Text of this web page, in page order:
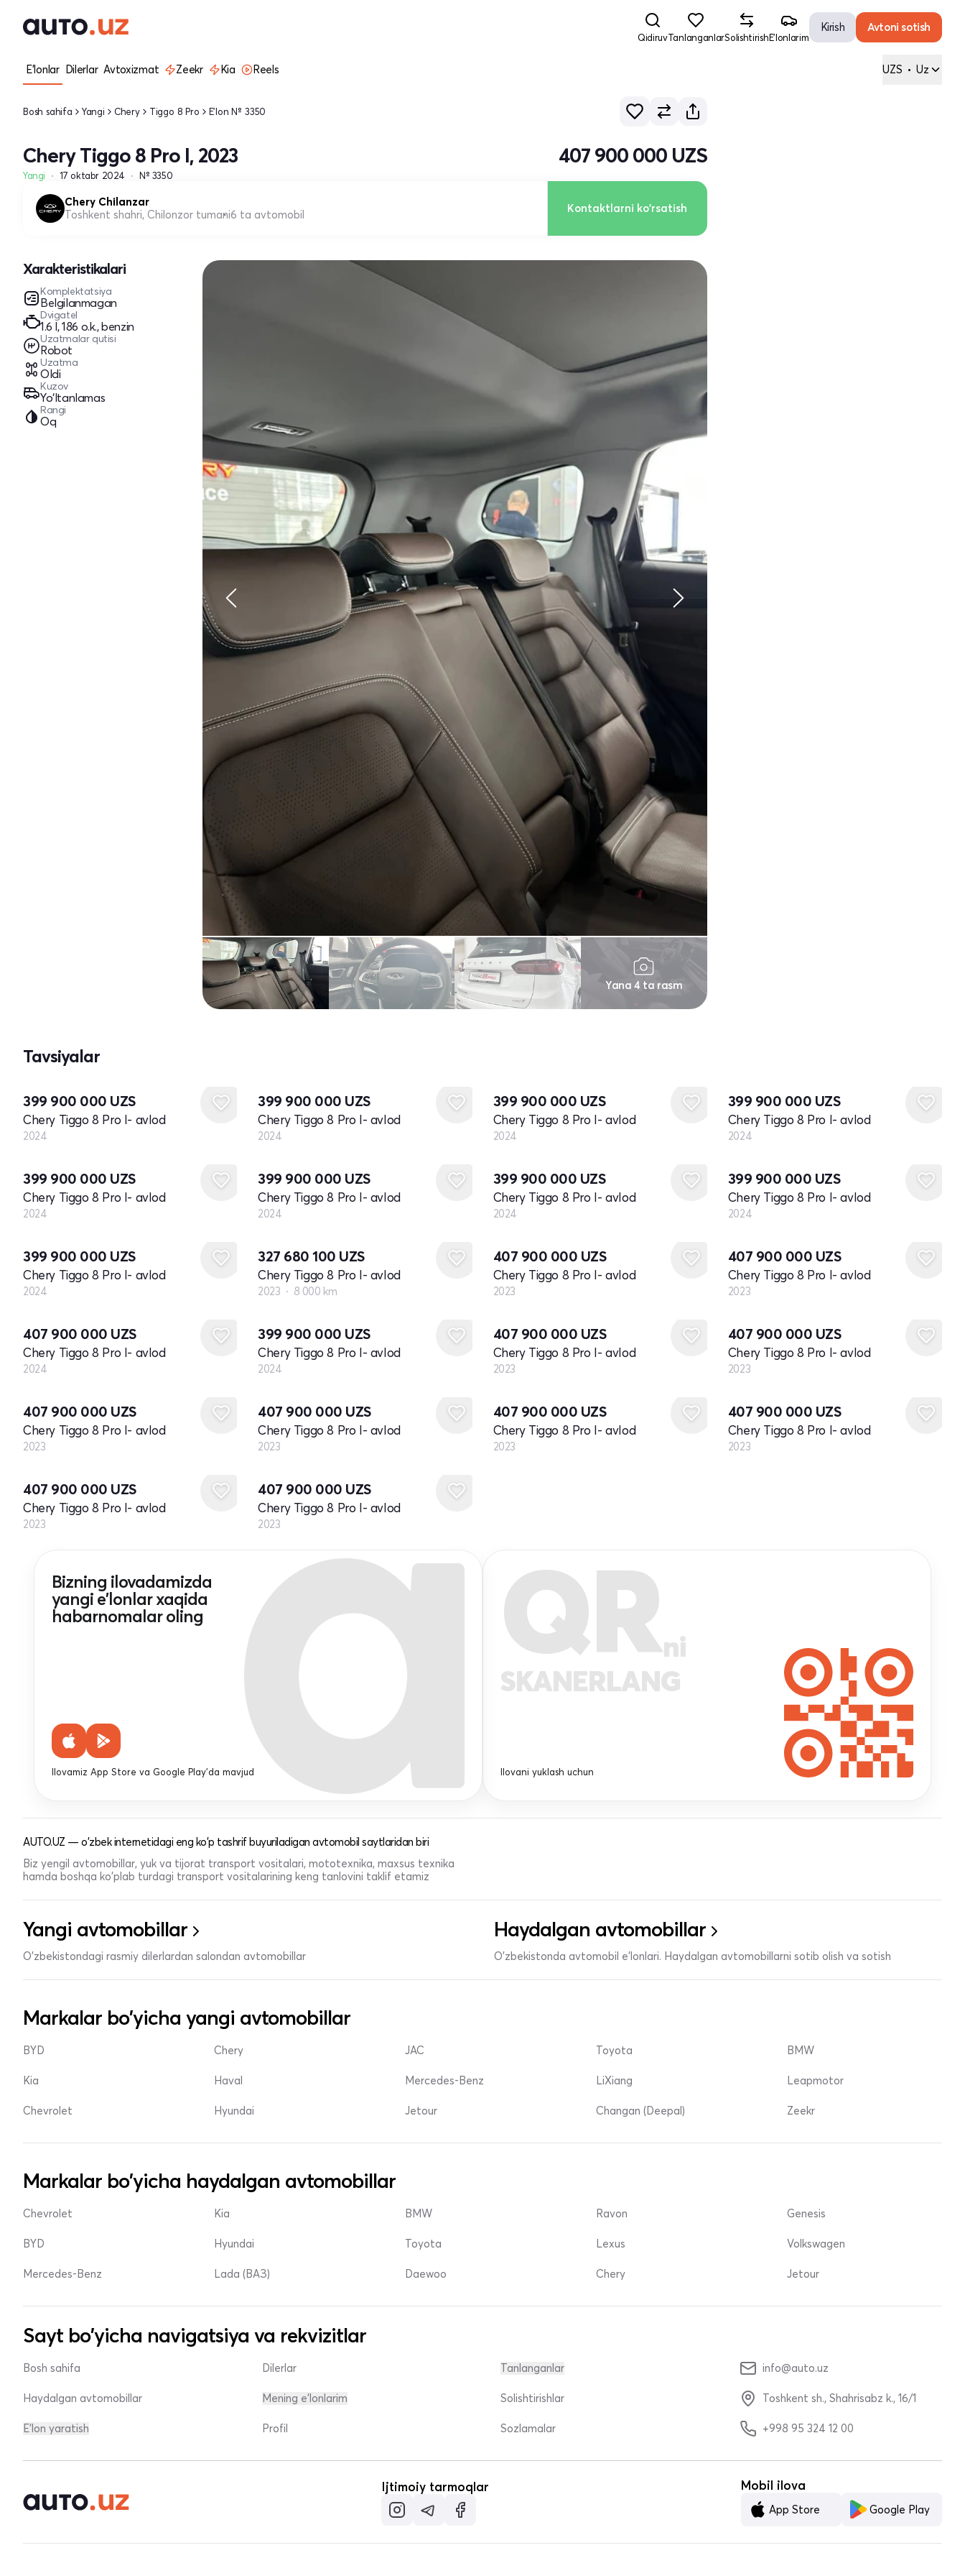
QidiruvTanlanganlarSolishtirishE'lonlarim
Kirish Avtoni sotish
E'lonlar Dilerlar Avtoxizmat Zeekr Kia Reels UZS • Uz
Bosh sahifa Yangi Chery Tiggo 8 Pro E'lon № 3350
Chery Tiggo 8 Pro I, 2023
Yangi 17 oktabr 2024 № 3350
407 900 000 UZS
Chery Chilanzar
Toshkent shahri, Chilonzor tumani6 ta avtomobil Kontaktlarni ko'rsatish
Xarakteristikalari
Komplektatsiya
Belgilanmagan
Dvigatel
1.6 l, 186 o.k., benzin
Uzatmalar qutisi
Robot
Uzatma
Oldi
Kuzov
Yo‘ltanlamas
Rangi
Oq
Yana 4 ta rasm
Tavsiyalar
399 900 000 UZS
Chery Tiggo 8 Pro I- avlod
2024
399 900 000 UZS
Chery Tiggo 8 Pro I- avlod
2024
399 900 000 UZS
Chery Tiggo 8 Pro I- avlod
2024
399 900 000 UZS
Chery Tiggo 8 Pro I- avlod
2024
399 900 000 UZS
Chery Tiggo 8 Pro I- avlod
2024
399 900 000 UZS
Chery Tiggo 8 Pro I- avlod
2024
399 900 000 UZS
Chery Tiggo 8 Pro I- avlod
2024
399 900 000 UZS
Chery Tiggo 8 Pro I- avlod
2024
399 900 000 UZS
Chery Tiggo 8 Pro I- avlod
2024
327 680 100 UZS
Chery Tiggo 8 Pro I- avlod
2023 8 000 km
407 900 000 UZS
Chery Tiggo 8 Pro I- avlod
2023
407 900 000 UZS
Chery Tiggo 8 Pro I- avlod
2023
407 900 000 UZS
Chery Tiggo 8 Pro I- avlod
2024
399 900 000 UZS
Chery Tiggo 8 Pro I- avlod
2024
407 900 000 UZS
Chery Tiggo 8 Pro I- avlod
2023
407 900 000 UZS
Chery Tiggo 8 Pro I- avlod
2023
407 900 000 UZS
Chery Tiggo 8 Pro I- avlod
2023
407 900 000 UZS
Chery Tiggo 8 Pro I- avlod
2023
407 900 000 UZS
Chery Tiggo 8 Pro I- avlod
2023
407 900 000 UZS
Chery Tiggo 8 Pro I- avlod
2023
407 900 000 UZS
Chery Tiggo 8 Pro I- avlod
2023
407 900 000 UZS
Chery Tiggo 8 Pro I- avlod
2023
Bizning ilovadamizda
yangi e'lonlar xaqida
habarnomalar oling
Ilovamiz App Store va Google Play'da mavjud
QRni
SKANERLANG
Ilovani yuklash uchun
AUTO.UZ — o'zbek internetidagi eng ko'p tashrif buyuriladigan avtomobil saytlaridan biri
Biz yengil avtomobillar, yuk va tijorat transport vositalari, mototexnika, maxsus texnika
hamda boshqa ko'plab turdagi transport vositalarining keng tanlovini taklif etamiz
Yangi avtomobillar
O'zbekistondagi rasmiy dilerlardan salondan avtomobillar
Haydalgan avtomobillar
O'zbekistonda avtomobil e’lonlari. Haydalgan avtomobillarni sotib olish va sotish
Markalar bo'yicha yangi avtomobillar
BYD
Kia
Chevrolet
Chery
Haval
Hyundai
JAC
Mercedes-Benz
Jetour
Toyota
LiXiang
Changan (Deepal)
BMW
Leapmotor
Zeekr
Markalar bo'yicha haydalgan avtomobillar
Chevrolet
BYD
Mercedes-Benz
Kia
Hyundai
Lada (ВАЗ)
BMW
Toyota
Daewoo
Ravon
Lexus
Chery
Genesis
Volkswagen
Jetour
Sayt bo'yicha navigatsiya va rekvizitlar
Bosh sahifa
Haydalgan avtomobillar
E'lon yaratish
Dilerlar
Mening e'lonlarim
Profil
Tanlanganlar
Solishtirishlar
Sozlamalar
info@auto.uz
Toshkent sh., Shahrisabz k., 16/1
+998 95 324 12 00
Ijtimoiy tarmoqlar Mobil ilova
App Store Google Play